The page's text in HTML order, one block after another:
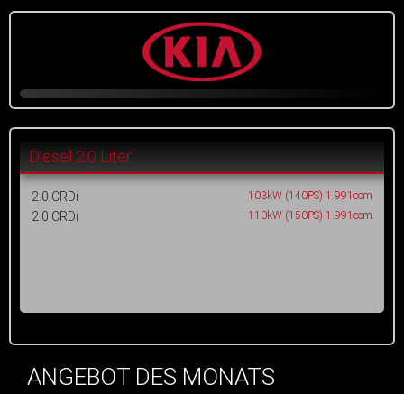
Diesel 2.0 Liter
2.0 CRDi 103kW (140PS) 1.991ccm
2.0 CRDi 110kW (150PS) 1.991ccm
ANGEBOT DES MONATS